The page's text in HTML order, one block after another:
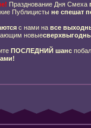
Празднование Дня Смеха
Публицисты не спешат
с нами на все
новые
ПОСЛЕДНИЙ шанс